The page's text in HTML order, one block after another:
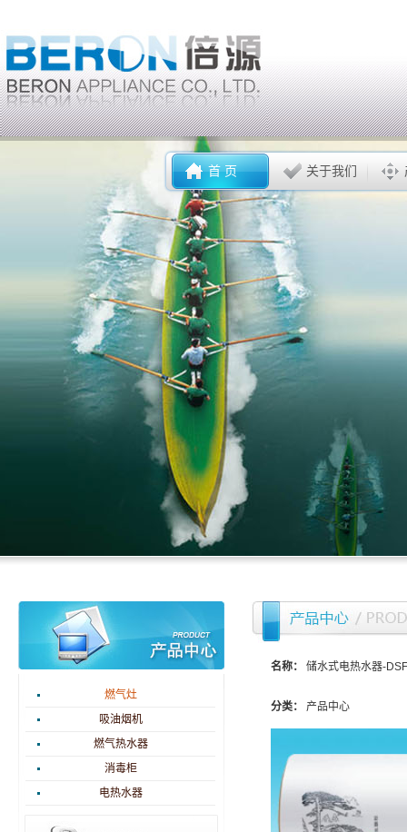
首 页 关于我们
燃气灶
吸油烟机
燃气热水器
消毒柜
电热水器
名称： 储水式电热水器-
分类： 产品中心